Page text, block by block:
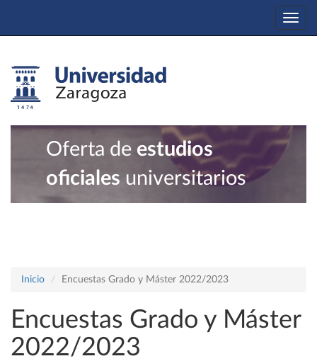
Oferta de estudios
oficiales universitarios
Inicio Encuestas Grado y Máster 2022/2023
Encuestas Grado y Máster
2022/2023